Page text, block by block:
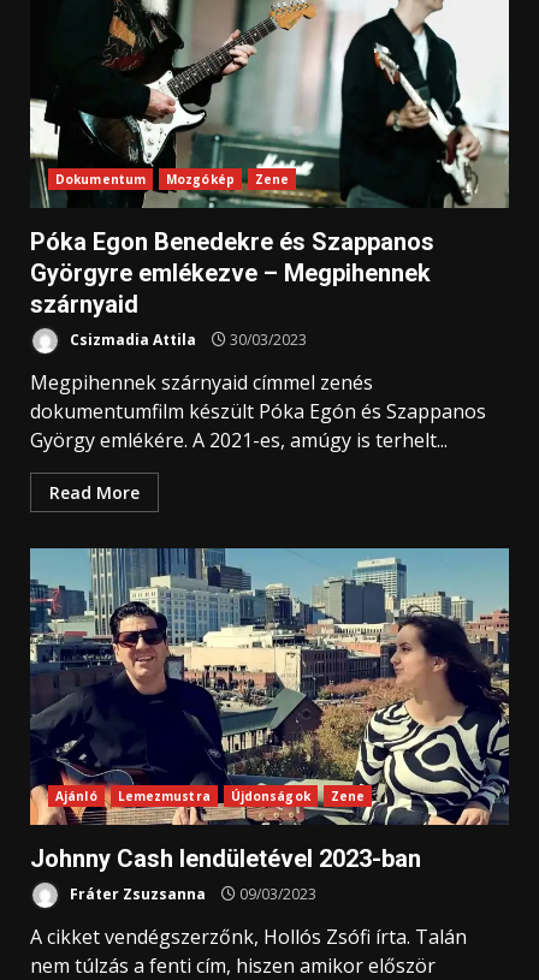
Dokumentum Mozgókép Zene
Póka Egon Benedekre és Szappanos
Györgyre emlékezve – Megpihennek
szárnyaid
Csizmadia Attila 30/03/2023
Megpihennek szárnyaid címmel zenés
dokumentumfilm készült Póka Egón és Szappanos
György emlékére. A 2021-es, amúgy is terhelt...
Read More
Ajánló Lemezmustra Újdonságok Zene
Johnny Cash lendületével 2023-ban
Fráter Zsuzsanna 09/03/2023
A cikket vendégszerzőnk, Hollós Zsófi írta. Talán
nem túlzás a fenti cím, hiszen amikor először